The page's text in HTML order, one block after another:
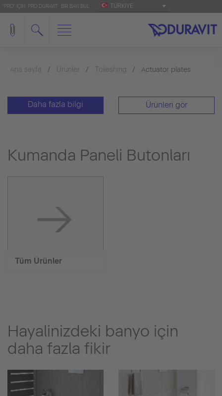
'PRO' IÇIN: PRO.DURAVIT BIR BAYI BUL TÜRKIYE
Ana sayfa Ürünler Toileshing Actuator plates
Daha fazla bilgi Ürünleri gör
Kumanda Paneli Butonları
Tüm Ürünler
Hayalinizdeki banyo için
daha fazla fikir